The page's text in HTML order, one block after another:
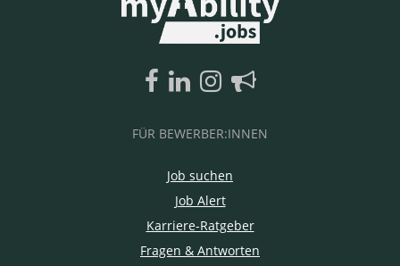
FÜR BEWERBER:INNEN
Job suchen
Job Alert
Karriere-Ratgeber
Fragen & Antworten